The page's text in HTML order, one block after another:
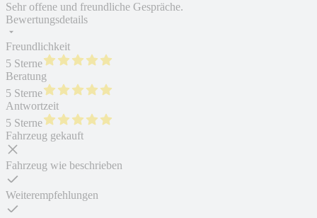
Sehr offene und freundliche Gespräche.
Bewertungsdetails
Freundlichkeit
5 Sterne
Beratung
5 Sterne
Antwortzeit
5 Sterne
Fahrzeug gekauft
Fahrzeug wie beschrieben
Weiterempfehlungen